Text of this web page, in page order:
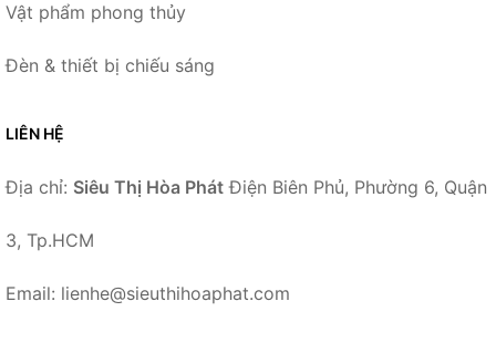
Vật phẩm phong thủy
Đèn & thiết bị chiếu sáng
LIÊN HỆ
Địa chỉ: Siêu Thị Hòa Phát Điện Biên Phủ, Phường 6, Quận
3, Tp.HCM
Email: lienhe@sieuthihoaphat.com